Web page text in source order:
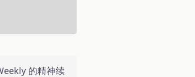
的精神续